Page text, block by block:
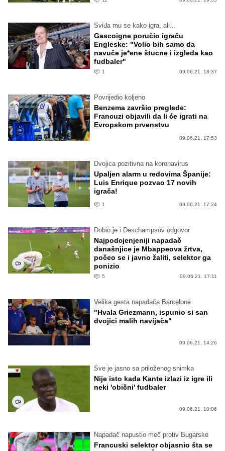
Sviđa mu se kako igra, ali...
Gascoigne poručio igraču
Engleske: "Volio bih samo da
navuče je*ene štucne i izgleda kao
fudbaler"
1 09.06.21. 18:37
Povrijedio koljeno
Benzema završio preglede:
Francuzi objavili da li će igrati na
Evropskom prvenstvu
09.06.21. 17:53
Dvojica pozitivna na koronavirus
Upaljen alarm u redovima Španije:
Luis Enrique pozvao 17 novih
igrača!
1 09.06.21. 17:24
Dobio je i Deschampsov odgovor
Najpodcjenjeniji napadač
današnjice je Mbappeova žrtva,
počeo se i javno žaliti, selektor ga
ponizio
5 09.06.21. 17:11
Velika gesta napadača Barcelone
"Hvala Griezmann, ispunio si san
dvojici malih navijača"
09.06.21. 14:26
Sve je jasno sa priloženog snimka
Nije isto kada Kante izlazi iz igre ili
neki 'obični' fudbaler
09.06.21. 10:06
Napadač napustio meč protiv Bugarske
Francuski selektor objasnio šta se